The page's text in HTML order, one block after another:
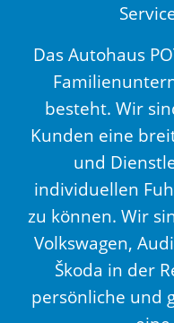
Das Autohaus
besteht. Wir
Kunden eine
und
individuellen
zu können. Wir
Volkswagen,
Škoda in der
persönliche und